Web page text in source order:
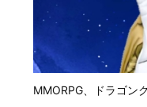
MMORPG、ドラゴン